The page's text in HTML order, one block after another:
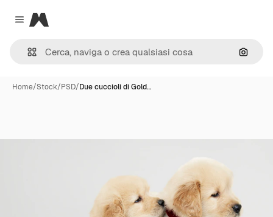
Close menu
Magnific
Cerca
Home/Stock/PSD/Due cuccioli di Gold…